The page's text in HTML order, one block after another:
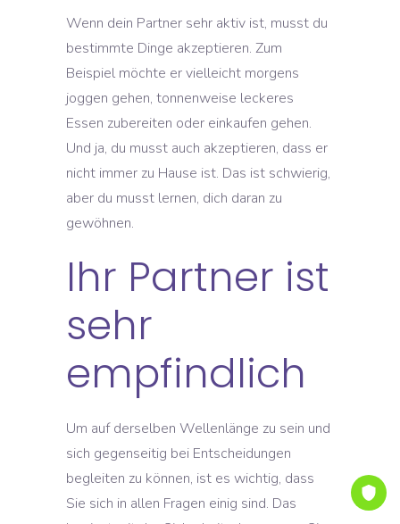
Wenn dein Partner sehr aktiv ist, musst du
bestimmte Dinge akzeptieren. Zum
Beispiel möchte er vielleicht morgens
joggen gehen, tonnenweise leckeres
Essen zubereiten oder einkaufen gehen.
Und ja, du musst auch akzeptieren, dass er
nicht immer zu Hause ist. Das ist schwierig,
aber du musst lernen, dich daran zu
gewöhnen.
Ihr Partner ist
sehr
empfindlich
Um auf derselben Wellenlänge zu sein und
sich gegenseitig bei Entscheidungen
begleiten zu können, ist es wichtig, dass
Sie sich in allen Fragen einig sind. Das